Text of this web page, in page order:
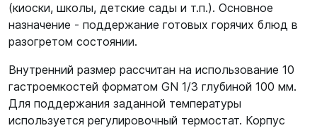
(киоски, школы, детские сады и т.п.). Основное
назначение - поддержание готовых горячих блюд в
разогретом состоянии.
Внутренний размер рассчитан на использование 10
гастроемкостей форматом GN 1/3 глубиной 100 мм.
Для поддержания заданной температуры
используется регулировочный термостат. Корпус